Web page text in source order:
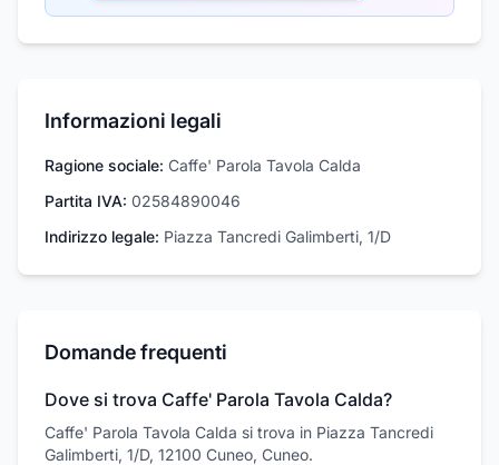
Informazioni legali
Ragione sociale: Caffe' Parola Tavola Calda
Partita IVA: 02584890046
Indirizzo legale: Piazza Tancredi Galimberti, 1/D
Domande frequenti
Dove si trova Caffe' Parola Tavola Calda?
Caffe' Parola Tavola Calda si trova in Piazza Tancredi
Galimberti, 1/D, 12100 Cuneo, Cuneo.